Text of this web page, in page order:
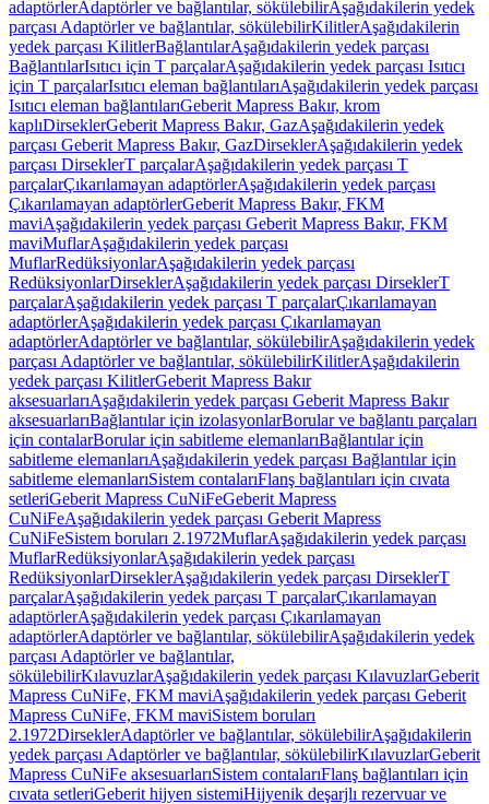
adaptörlerAdaptörler ve bağlantılar, sökülebilirAşağıdakilerin yedek
parçası Adaptörler ve bağlantılar, sökülebilirKilitlerAşağıdakilerin
yedek parçası KilitlerBağlantılarAşağıdakilerin yedek parçası
BağlantılarIsıtıcı için T parçalarAşağıdakilerin yedek parçası Isıtıcı
için T parçalarIsıtıcı eleman bağlantılarıAşağıdakilerin yedek parçası
Isıtıcı eleman bağlantılarıGeberit Mapress Bakır, krom
kaplıDirseklerGeberit Mapress Bakır, GazAşağıdakilerin yedek
parçası Geberit Mapress Bakır, GazDirseklerAşağıdakilerin yedek
parçası DirseklerT parçalarAşağıdakilerin yedek parçası T
parçalarÇıkarılamayan adaptörlerAşağıdakilerin yedek parçası
Çıkarılamayan adaptörlerGeberit Mapress Bakır, FKM
maviAşağıdakilerin yedek parçası Geberit Mapress Bakır, FKM
maviMuflarAşağıdakilerin yedek parçası
MuflarRedüksiyonlarAşağıdakilerin yedek parçası
RedüksiyonlarDirseklerAşağıdakilerin yedek parçası DirseklerT
parçalarAşağıdakilerin yedek parçası T parçalarÇıkarılamayan
adaptörlerAşağıdakilerin yedek parçası Çıkarılamayan
adaptörlerAdaptörler ve bağlantılar, sökülebilirAşağıdakilerin yedek
parçası Adaptörler ve bağlantılar, sökülebilirKilitlerAşağıdakilerin
yedek parçası KilitlerGeberit Mapress Bakır
aksesuarlarıAşağıdakilerin yedek parçası Geberit Mapress Bakır
aksesuarlarıBağlantılar için izolasyonlarBorular ve bağlantı parçaları
için contalarBorular için sabitleme elemanlarıBağlantılar için
sabitleme elemanlarıAşağıdakilerin yedek parçası Bağlantılar için
sabitleme elemanlarıSistem contalarıFlanş bağlantıları için cıvata
setleriGeberit Mapress CuNiFeGeberit Mapress
CuNiFeAşağıdakilerin yedek parçası Geberit Mapress
CuNiFeSistem boruları 2.1972MuflarAşağıdakilerin yedek parçası
MuflarRedüksiyonlarAşağıdakilerin yedek parçası
RedüksiyonlarDirseklerAşağıdakilerin yedek parçası DirseklerT
parçalarAşağıdakilerin yedek parçası T parçalarÇıkarılamayan
adaptörlerAşağıdakilerin yedek parçası Çıkarılamayan
adaptörlerAdaptörler ve bağlantılar, sökülebilirAşağıdakilerin yedek
parçası Adaptörler ve bağlantılar,
sökülebilirKılavuzlarAşağıdakilerin yedek parçası KılavuzlarGeberit
Mapress CuNiFe, FKM maviAşağıdakilerin yedek parçası Geberit
Mapress CuNiFe, FKM maviSistem boruları
2.1972DirseklerAdaptörler ve bağlantılar, sökülebilirAşağıdakilerin
yedek parçası Adaptörler ve bağlantılar, sökülebilirKılavuzlarGeberit
Mapress CuNiFe aksesuarlarıSistem contalarıFlanş bağlantıları için
cıvata setleriGeberit hijyen sistemiHijyenik deşarjlı rezervuar ve